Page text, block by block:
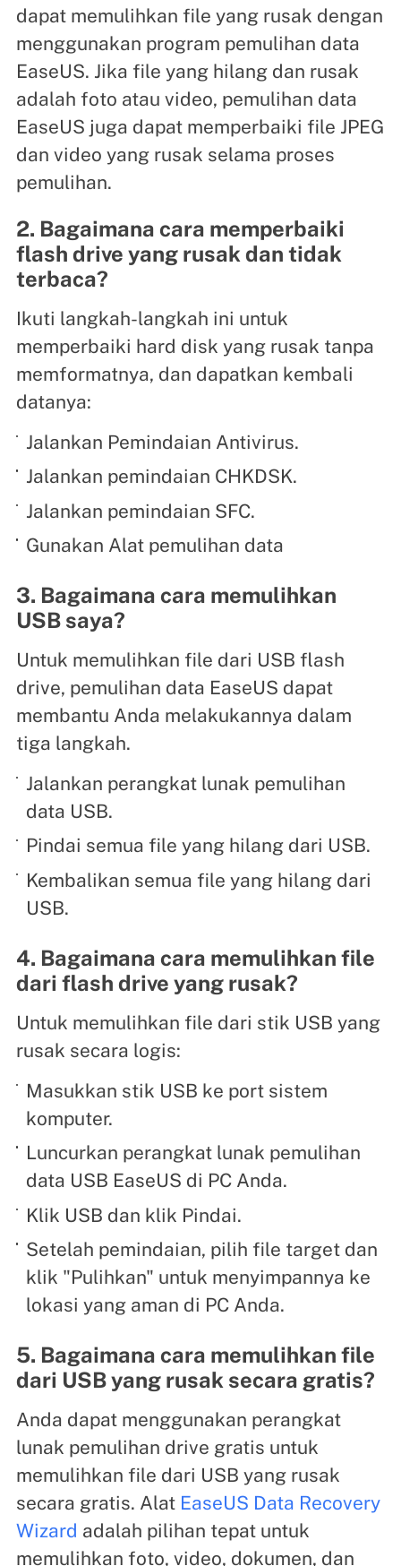
dapat memulihkan file yang rusak dengan
menggunakan program pemulihan data
EaseUS. Jika file yang hilang dan rusak
adalah foto atau video, pemulihan data
EaseUS juga dapat memperbaiki file JPEG
dan video yang rusak selama proses
pemulihan.
2. Bagaimana cara memperbaiki
flash drive yang rusak dan tidak
terbaca?
Ikuti langkah-langkah ini untuk
memperbaiki hard disk yang rusak tanpa
memformatnya, dan dapatkan kembali
datanya:
Jalankan Pemindaian Antivirus.
Jalankan pemindaian CHKDSK.
Jalankan pemindaian SFC.
Gunakan Alat pemulihan data
3. Bagaimana cara memulihkan
USB saya?
Untuk memulihkan file dari USB flash
drive, pemulihan data EaseUS dapat
membantu Anda melakukannya dalam
tiga langkah.
Jalankan perangkat lunak pemulihan
data USB.
Pindai semua file yang hilang dari USB.
Kembalikan semua file yang hilang dari
USB.
4. Bagaimana cara memulihkan file
dari flash drive yang rusak?
Untuk memulihkan file dari stik USB yang
rusak secara logis:
Masukkan stik USB ke port sistem
komputer.
Luncurkan perangkat lunak pemulihan
data USB EaseUS di PC Anda.
Klik USB dan klik Pindai.
Setelah pemindaian, pilih file target dan
klik "Pulihkan" untuk menyimpannya ke
lokasi yang aman di PC Anda.
5. Bagaimana cara memulihkan file
dari USB yang rusak secara gratis?
Anda dapat menggunakan perangkat
lunak pemulihan drive gratis untuk
memulihkan file dari USB yang rusak
secara gratis. Alat EaseUS Data Recovery
Wizard adalah pilihan tepat untuk
memulihkan foto, video, dokumen, dan